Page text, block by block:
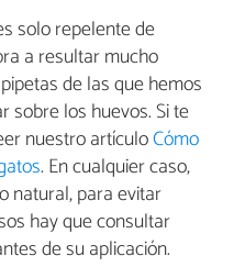
solo repelente de
a resultar mucho
de las que hemos
sobre los huevos. Si te
nuestro artículoCómo
. En cualquier caso,
natural, para evitar
hay que consultar
de su aplicación.